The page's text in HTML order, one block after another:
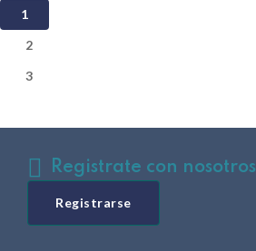
1
2
3
Registrate con nosotros
Registrarse